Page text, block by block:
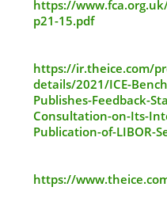
https://
p21-15.pdf
https://ir.theice.com/
details/2021/ICE-
Publishes-Feedback-
Consultation-on-Its-
Publication-of-LIBOR-
https://